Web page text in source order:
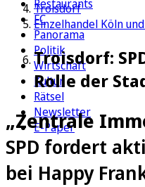
Restaurants
FC
Panorama
Politik
Wirtschaft
Kultur
Rätsel
Newsletter
E-Paper
Troisdorf
Einzelhandel Köln
Troisdorf:
Rolle der
„Zentrale
SPD fordert
bei Happy